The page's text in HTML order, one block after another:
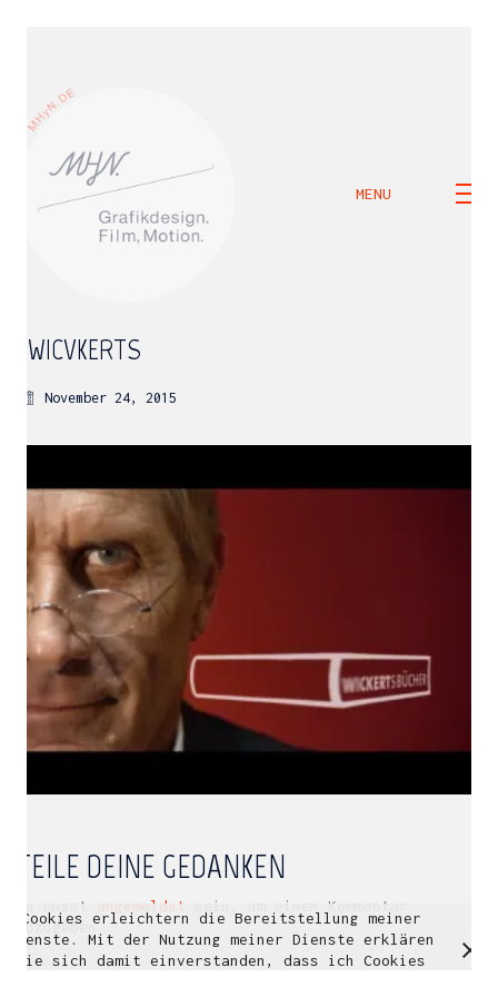
MENU
2WICVKERTS
November 24, 2015
TEILE DEINE GEDANKEN
Du musst angemeldet
sein, um einen Kommentar
abzugeben.
M H Y N
Manuel Hernandez y Nothdurft (Dipl. Des.)
Multidisziplinäre Designlösungen.
Person
|
mhyn@mhyn.de
© Copyright 2018. All Rights Reserved.
Impressum & Datenschutz
Cookies erleichtern die Bereitstellung meiner
Dienste. Mit der Nutzung meiner Dienste erklären
Sie sich damit einverstanden, dass ich Cookies